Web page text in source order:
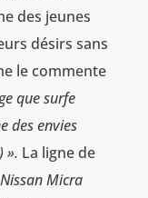
des jeunes
désirs sans
le commente
que surfe
des envies
». La ligne de
Micra